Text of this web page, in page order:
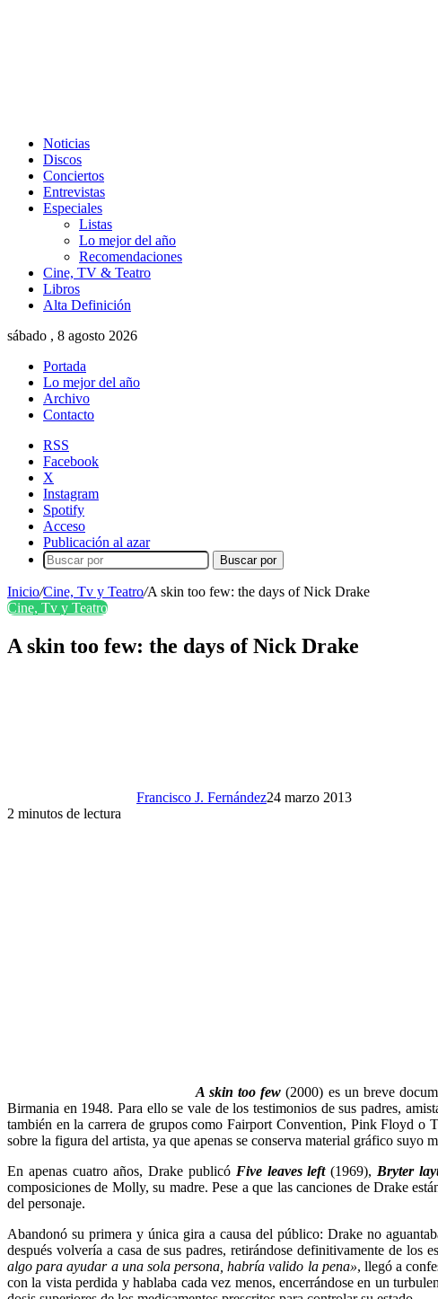
Noticias
Discos
Conciertos
Entrevistas
Especiales
Listas
Lo mejor del año
Recomendaciones
Cine, TV & Teatro
Libros
Alta Definición
sábado , 8 agosto 2026
Portada
Lo mejor del año
Archivo
Contacto
RSS
Facebook
X
Instagram
Spotify
Acceso
Publicación al azar
Buscar por
Inicio/Cine, Tv y Teatro/A skin too few: the days of Nick Drake
Cine, Tv y Teatro
A skin too few: the days of Nick Drake
Francisco J. Fernández24 marzo 2013
2 minutos de lectura
A skin too few (2000) es un breve
Birmania en 1948. Para ello se vale de los testimonios de sus padres,
también en la carrera de grupos como Fairport Convention, Pink Floyd o
sobre la figura del artista, ya que apenas se conserva material gráfico suyo
En apenas cuatro años, Drake publicó Five leaves left(1969), Bryter
composiciones de Molly, su madre. Pese a que las canciones de Drake
del personaje.
Abandonó su primera y única gira a causa del público: Drake no
después volvería a casa de sus padres, retirándose definitivamente de los
algo para ayudar a una sola persona, habría valido la pena», llegó a
con la vista perdida y hablaba cada vez menos, encerrándose en un